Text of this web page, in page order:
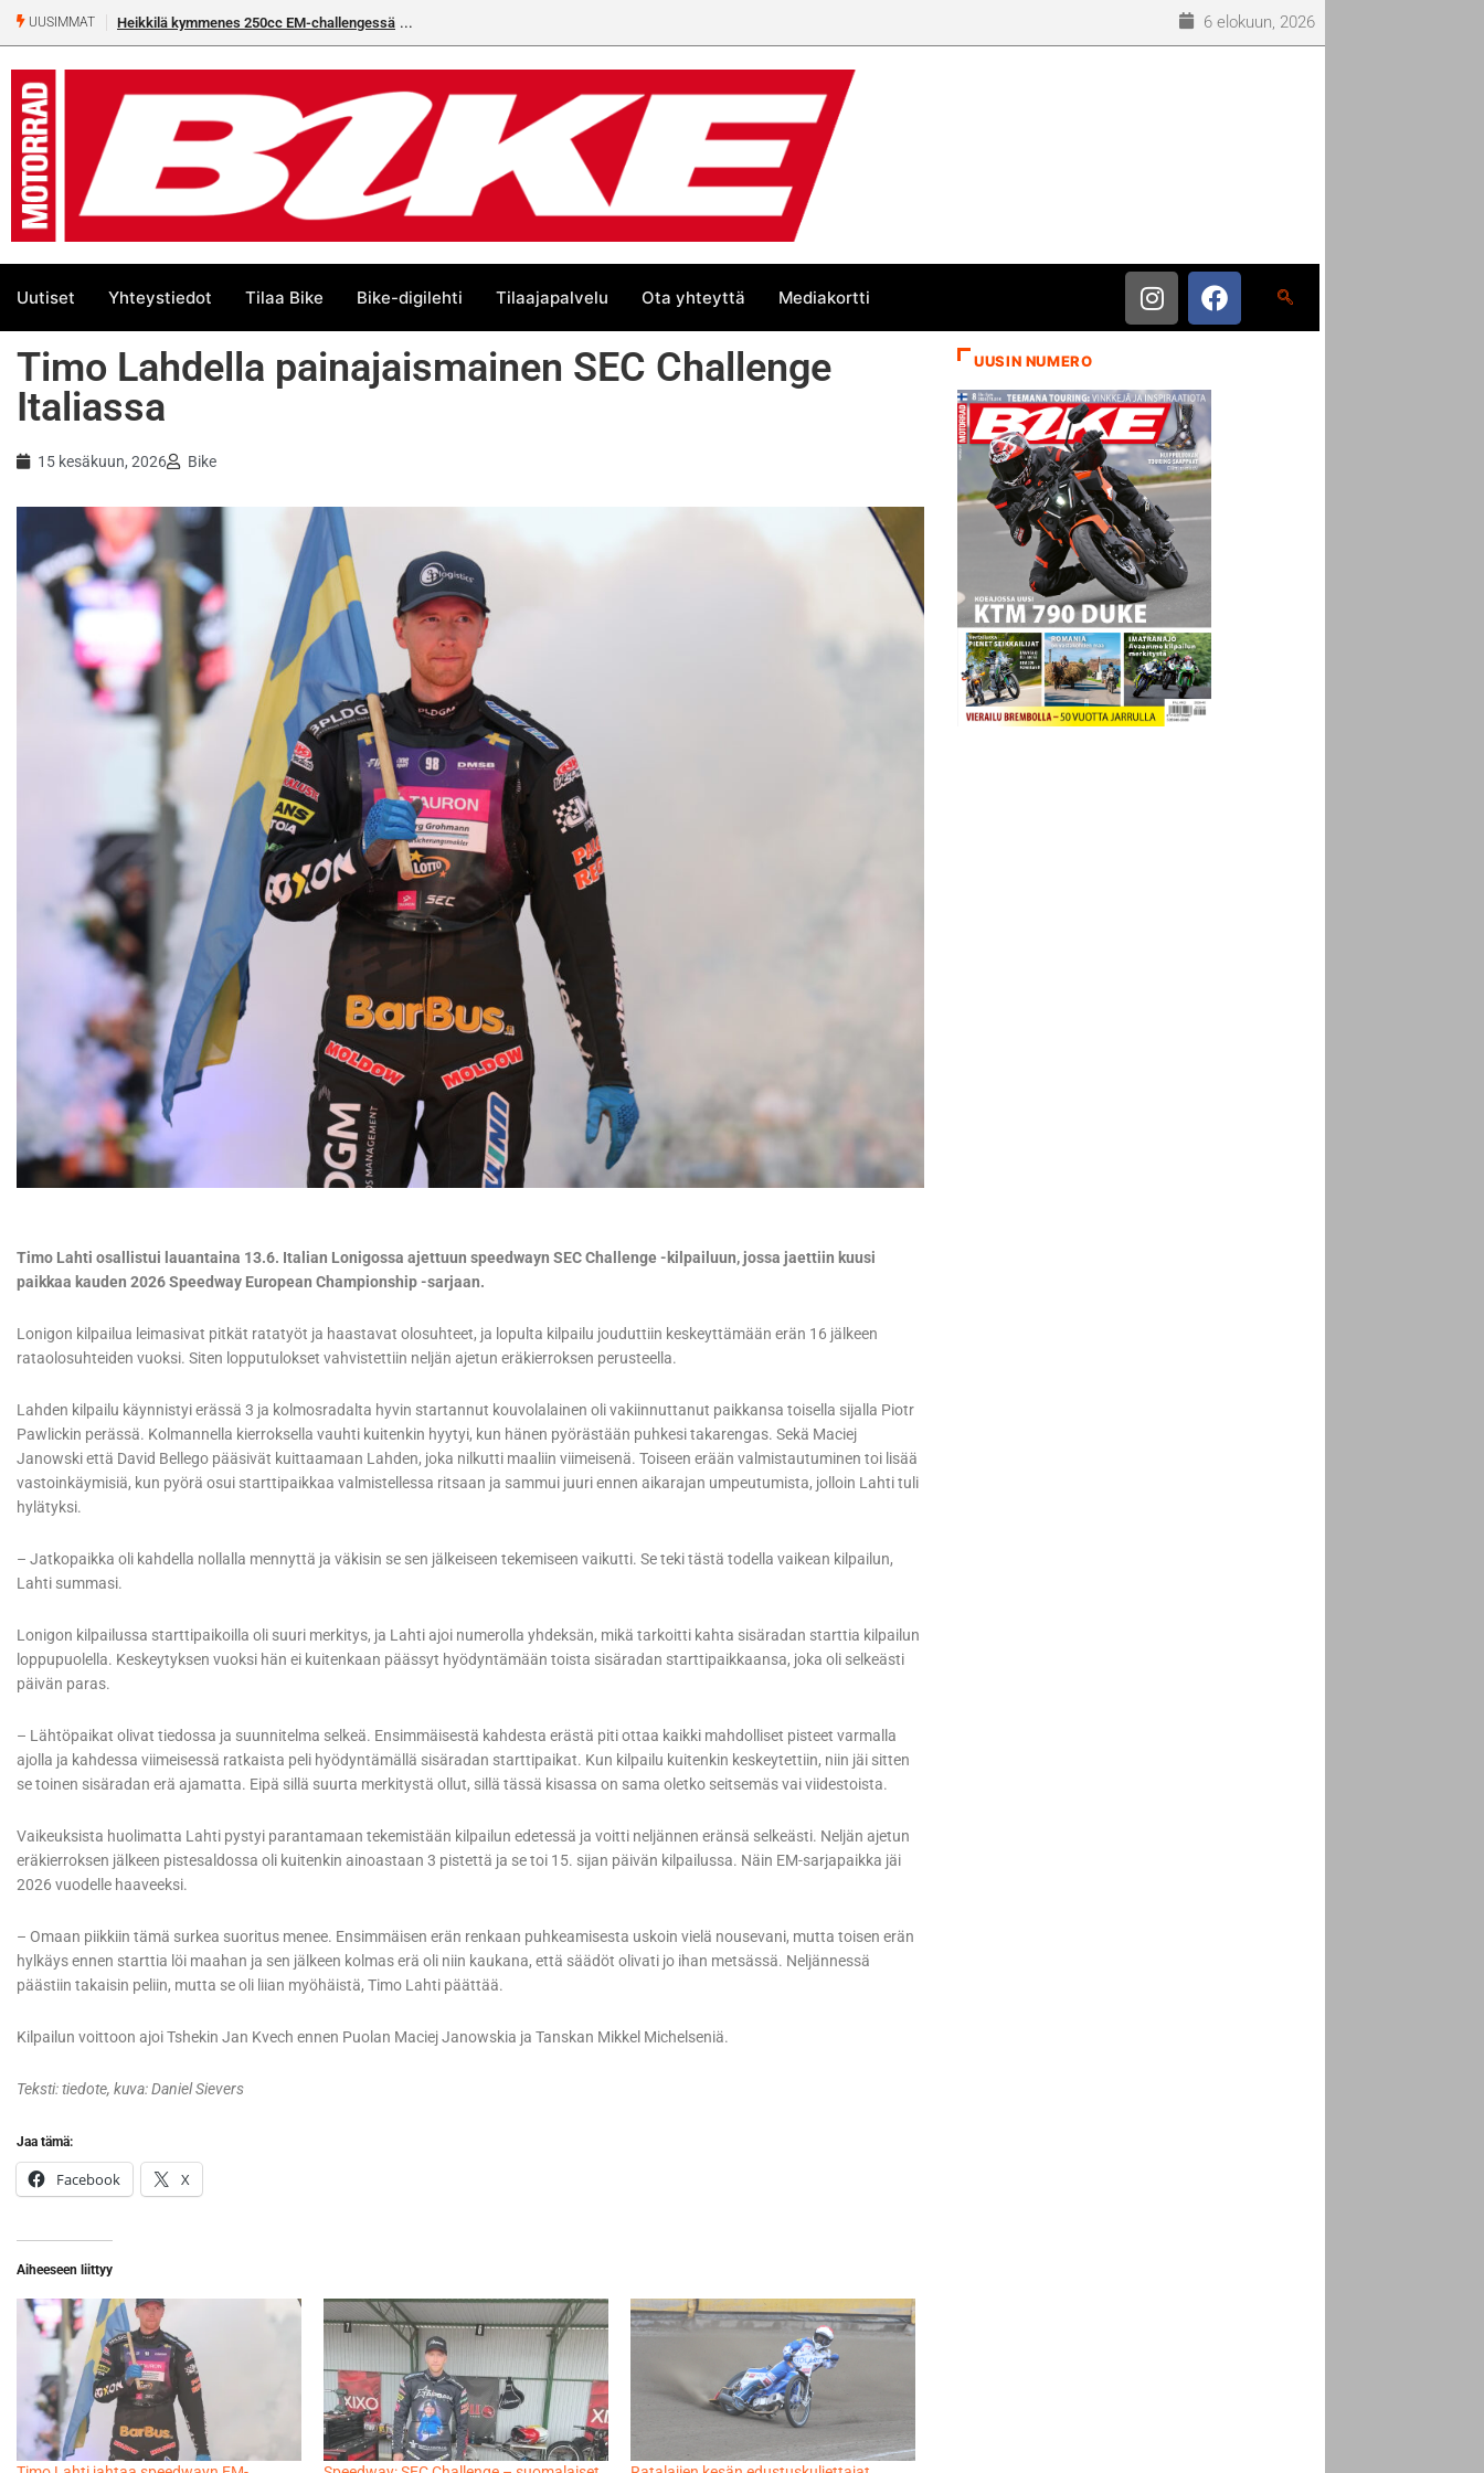
UUSIMMAT Heikkilä kymmenes 250cc EM-challengessä 6 elokuun, 2026
Uutiset Yhteystiedot Tilaa Bike Bike-digilehti Tilaajapalvelu Ota yhteyttä Mediakortti
Timo Lahdella painajaismainen SEC Challenge
Italiassa
15 kesäkuun, 2026 Bike
Timo Lahti osallistui lauantaina 13.6. Italian Lonigossa ajettuun speedwayn SEC Challenge -kilpailuun, jossa jaettiin kuusi
paikkaa kauden 2026 Speedway European Championship -sarjaan.
Lonigon kilpailua leimasivat pitkät ratatyöt ja haastavat olosuhteet, ja lopulta kilpailu jouduttiin keskeyttämään erän 16 jälkeen
rataolosuhteiden vuoksi. Siten lopputulokset vahvistettiin neljän ajetun eräkierroksen perusteella.
Lahden kilpailu käynnistyi erässä 3 ja kolmosradalta hyvin startannut kouvolalainen oli vakiinnuttanut paikkansa toisella sijalla Piotr
Pawlickin perässä. Kolmannella kierroksella vauhti kuitenkin hyytyi, kun hänen pyörästään puhkesi takarengas. Sekä Maciej
Janowski että David Bellego pääsivät kuittaamaan Lahden, joka nilkutti maaliin viimeisenä. Toiseen erään valmistautuminen toi lisää
vastoinkäymisiä, kun pyörä osui starttipaikkaa valmistellessa ritsaan ja sammui juuri ennen aikarajan umpeutumista, jolloin Lahti tuli
hylätyksi.
– Jatkopaikka oli kahdella nollalla mennyttä ja väkisin se sen jälkeiseen tekemiseen vaikutti. Se teki tästä todella vaikean kilpailun,
Lahti summasi.
Lonigon kilpailussa starttipaikoilla oli suuri merkitys, ja Lahti ajoi numerolla yhdeksän, mikä tarkoitti kahta sisäradan starttia kilpailun
loppupuolella. Keskeytyksen vuoksi hän ei kuitenkaan päässyt hyödyntämään toista sisäradan starttipaikkaansa, joka oli selkeästi
päivän paras.
– Lähtöpaikat olivat tiedossa ja suunnitelma selkeä. Ensimmäisestä kahdesta erästä piti ottaa kaikki mahdolliset pisteet varmalla
ajolla ja kahdessa viimeisessä ratkaista peli hyödyntämällä sisäradan starttipaikat. Kun kilpailu kuitenkin keskeytettiin, niin jäi sitten
se toinen sisäradan erä ajamatta. Eipä sillä suurta merkitystä ollut, sillä tässä kisassa on sama oletko seitsemäs vai viidestoista.
Vaikeuksista huolimatta Lahti pystyi parantamaan tekemistään kilpailun edetessä ja voitti neljännen eränsä selkeästi. Neljän ajetun
eräkierroksen jälkeen pistesaldossa oli kuitenkin ainoastaan 3 pistettä ja se toi 15. sijan päivän kilpailussa. Näin EM-sarjapaikka jäi
2026 vuodelle haaveeksi.
– Omaan piikkiin tämä surkea suoritus menee. Ensimmäisen erän renkaan puhkeamisesta uskoin vielä nousevani, mutta toisen erän
hylkäys ennen starttia löi maahan ja sen jälkeen kolmas erä oli niin kaukana, että säädöt olivati jo ihan metsässä. Neljännessä
päästiin takaisin peliin, mutta se oli liian myöhäistä, Timo Lahti päättää.
Kilpailun voittoon ajoi Tshekin Jan Kvech ennen Puolan Maciej Janowskia ja Tanskan Mikkel Michelseniä.
Teksti: tiedote, kuva: Daniel Sievers
Jaa tämä:
Facebook X
Aiheeseen liittyy
UUSIN NUMERO